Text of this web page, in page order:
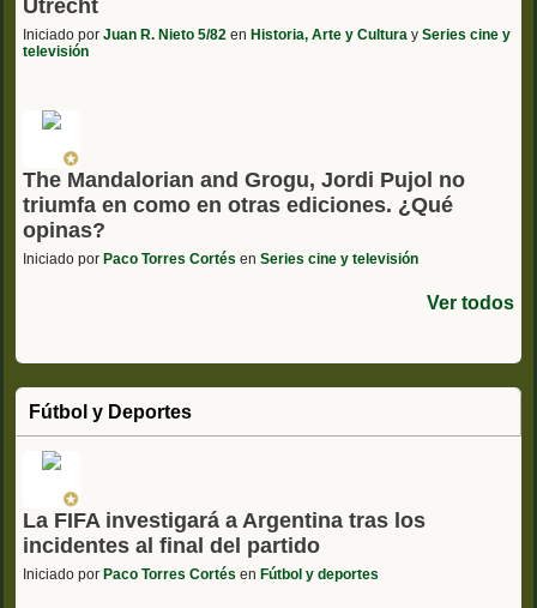
Utrecht
Iniciado por Juan R. Nieto 5/82 en Historia, Arte y Cultura y Series cine y
televisión
The Mandalorian and Grogu, Jordi Pujol no
triumfa en como en otras ediciones. ¿Qué
opinas?
Iniciado por Paco Torres Cortés en Series cine y televisión
Ver todos
Fútbol y Deportes
La FIFA investigará a Argentina tras los
incidentes al final del partido
Iniciado por Paco Torres Cortés en Fútbol y deportes